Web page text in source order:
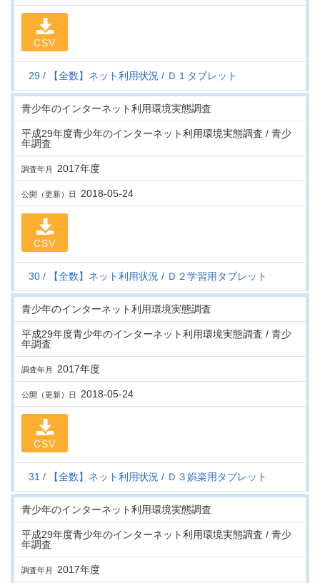
CSV
29 【全数】ネット利用状況 Ｄ１タブレット
青少年のインターネット利用環境実態調査
平成29年度青少年のインターネット利用環境実態調査 / 青少
年調査
調査年月 2017年度
公開（更新）日 2018-05-24
CSV
30 【全数】ネット利用状況 Ｄ２学習用タブレット
青少年のインターネット利用環境実態調査
平成29年度青少年のインターネット利用環境実態調査 / 青少
年調査
調査年月 2017年度
公開（更新）日 2018-05-24
CSV
31 【全数】ネット利用状況 Ｄ３娯楽用タブレット
青少年のインターネット利用環境実態調査
平成29年度青少年のインターネット利用環境実態調査 / 青少
年調査
調査年月 2017年度